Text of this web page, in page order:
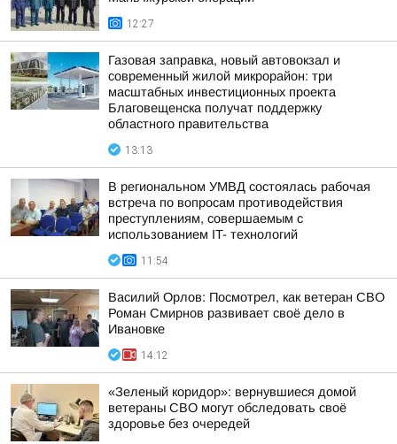
12:27
Газовая заправка, новый автовокзал и
современный жилой микрорайон: три
масштабных инвестиционных проекта
Благовещенска получат поддержку
областного правительства
13:13
В региональном УМВД состоялась рабочая
встреча по вопросам противодействия
преступлениям, совершаемым с
использованием IT- технологий
11:54
Василий Орлов: Посмотрел, как ветеран СВО
Роман Смирнов развивает своё дело в
Ивановке
14:12
«Зеленый коридор»: вернувшиеся домой
ветераны СВО могут обследовать своё
здоровье без очередей